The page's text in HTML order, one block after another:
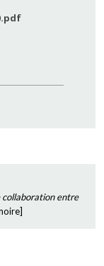
collaboration entre
]